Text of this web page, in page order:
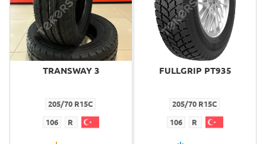
TRANSWAY 3
205/70 R15C
106 R
FULLGRIP PT935
205/70 R15C
106 R